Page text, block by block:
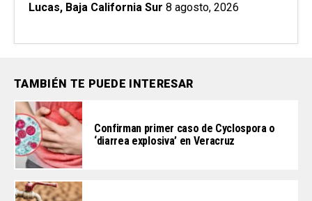
Lucas, Baja California Sur 8 agosto, 2026
TAMBIÉN TE PUEDE INTERESAR
Confirman primer caso de Cyclospora o
‘diarrea explosiva’ en Veracruz